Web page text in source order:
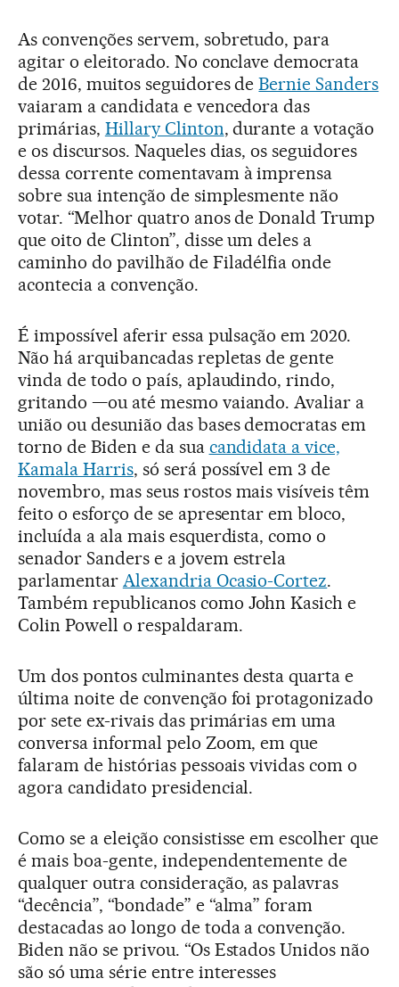
As convenções servem, sobretudo, para
agitar o eleitorado. No conclave democrata
de 2016, muitos seguidores deBernie Sanders
vaiaram a candidata e vencedora das
primárias, Hillary Clinton, durante a votação
e os discursos. Naqueles dias, os seguidores
dessa corrente comentavam à imprensa
sobre sua intenção de simplesmente não
votar. “Melhor quatro anos de Donald Trump
que oito de Clinton”, disse um deles a
caminho do pavilhão de Filadélfia onde
acontecia a convenção.
É impossível aferir essa pulsação em 2020.
Não há arquibancadas repletas de gente
vinda de todo o país, aplaudindo, rindo,
gritando —ou até mesmo vaiando. Avaliar a
união ou desunião das bases democratas em
torno de Biden e da sua candidata a vice,
Kamala Harris, só será possível em 3 de
novembro, mas seus rostos mais visíveis têm
feito o esforço de se apresentar em bloco,
incluída a ala mais esquerdista, como o
senador Sanders e a jovem estrela
parlamentar Alexandria Ocasio-Cortez.
Também republicanos como John Kasich e
Colin Powell o respaldaram.
Um dos pontos culminantes desta quarta e
última noite de convenção foi protagonizado
por sete ex-rivais das primárias em uma
conversa informal pelo Zoom, em que
falaram de histórias pessoais vividas com o
agora candidato presidencial.
Como se a eleição consistisse em escolher que
é mais boa-gente, independentemente de
qualquer outra consideração, as palavras
“decência”, “bondade” e “alma” foram
destacadas ao longo de toda a convenção.
Biden não se privou. “Os Estados Unidos não
são só uma série entre interesses